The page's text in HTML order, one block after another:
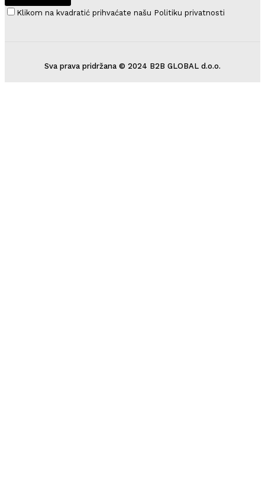
Klikom na kvadratić prihvaćate našu Politiku privatnosti
Sva prava pridržana © 2024 B2B GLOBAL d.o.o.